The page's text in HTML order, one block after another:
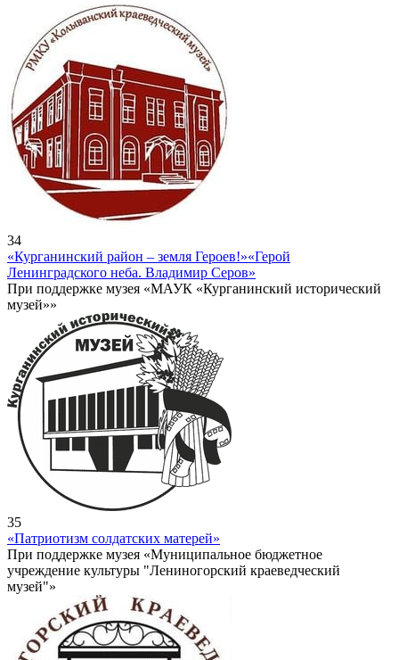
34
«Курганинский район – земля Героев!»«Герой
Ленинградского неба. Владимир Серов»
При поддержке музея «МАУК «Курганинский исторический
музей»»
35
«Патриотизм солдатских матерей»
При поддержке музея «Муниципальное бюджетное
учреждение культуры "Лениногорский краеведческий
музей"»